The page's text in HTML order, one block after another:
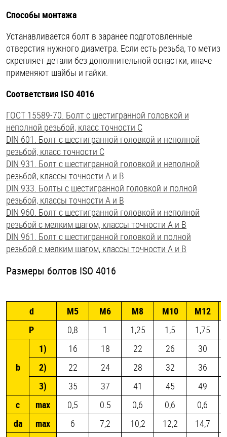
Способы монтажа
Устанавливается болт в заранее подготовленные
отверстия нужного диаметра. Если есть резьба, то метиз
скрепляет детали без дополнительной оснастки, иначе
применяют шайбы и гайки.
Соответствия ISO 4016
ГОСТ 15589-70. Болт с шестигранной головкой и
неполной резьбой, класс точности C
DIN 601. Болт с шестигранной головкой и неполной
резьбой, класс точности C
DIN 931. Болт с шестигранной головкой и неполной
резьбой, классы точности А и В
DIN 933. Болты с шестигранной головкой и полной
резьбой, классы точности А и В
DIN 960. Болт с шестигранной головкой и неполной
резьбой с мелким шагом, классы точности А и В
DIN 961. Болт с шестигранной головкой и полной
резьбой с мелким шагом, классы точности А и В
Размеры болтов ISO 4016
d М5 М6 М8 М10 М12
P
0,8 1 1,25 1,5 1,75
b
1) 16 18 22 26
30
2)
22 24 28 32
36
3)
35 37 41 45
49
c
max 0,5 0.5 0,6 0,6
0,6
da
max 6 7,2 10,2 12,2
14,7